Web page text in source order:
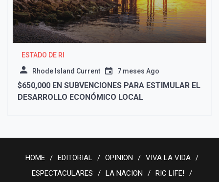
ESTADO DE RI
Rhode Island Current 7 meses Ago
$650,000 EN SUBVENCIONES PARA ESTIMULAR EL
DESARROLLO ECONÓMICO LOCAL
HOME EDITORIAL OPINION
VIVA LA VIDA
ESPECTACULARES
LA NACION RIC LIFE!